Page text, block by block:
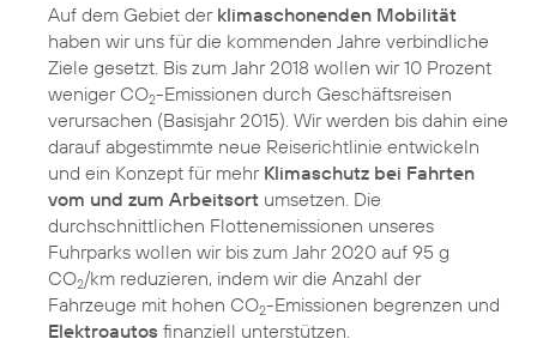
Auf dem Gebiet der klimaschonenden Mobilität
haben wir uns für die kommenden Jahre verbindliche
Ziele gesetzt. Bis zum Jahr 2018 wollen wir 10 Prozent
weniger CO2-Emissionen durch Geschäftsreisen
verursachen (Basisjahr 2015). Wir werden bis dahin eine
darauf abgestimmte neue Reiserichtlinie entwickeln
und ein Konzept für mehr Klimaschutz bei Fahrten
vom und zum Arbeitsort umsetzen. Die
durchschnittlichen Flottenemissionen unseres
Fuhrparks wollen wir bis zum Jahr 2020 auf 95 g
CO2/km reduzieren, indem wir die Anzahl der
Fahrzeuge mit hohen CO2-Emissionen begrenzen und
Elektroautos finanziell unterstützen.